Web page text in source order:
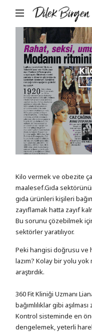
(
Kilo vermek ve obezite
maalesef.Gıda
gıda ürünleri kişileri
zayıflamak hatta zayıf
Bu sorunu çözebilmek
sektörler yaratılıyor.
Peki hangisi doğrusu ve
lazım? Kolay bir yolu
araştırdık.
360 Fit Kliniği Uzmanı
bağımlılıklar gibi
Kontrol sisteminde en
dengelemek, yeterli